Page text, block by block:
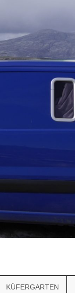
KÜFERGARTEN